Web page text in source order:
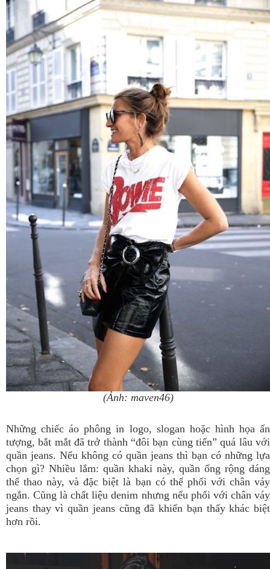
(Ảnh: maven46)
Những chiếc áo phông in logo, slogan hoặc hình họa ấn
tượng, bắt mắt đã trở thành “đôi bạn cùng tiến” quá lâu với
quần jeans. Nếu không có quần jeans thì bạn có những lựa
chọn gì? Nhiều lắm: quần khaki này, quần ống rộng dáng
thể thao này, và đặc biệt là bạn có thể phối với chân váy
ngắn. Cũng là chất liệu denim nhưng nếu phối với chân váy
jeans thay vì quần jeans cũng đã khiến bạn thấy khác biệt
hơn rồi.